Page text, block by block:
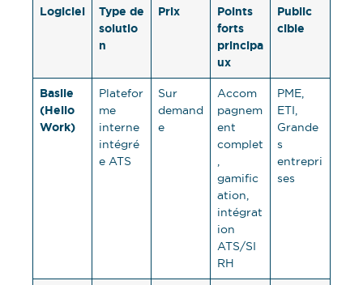
Logiciel
Type de
solutio
n
Prix
Points
forts
principa
ux
Public
cible
Basile
(Hello
Work)
Platefor
me
interne
intégré
e ATS
Sur
demand
e
Accom
pagnem
ent
complet
,
gamific
ation,
intégrat
ion
ATS/SI
RH
PME,
ETI,
Grande
s
entrepri
ses